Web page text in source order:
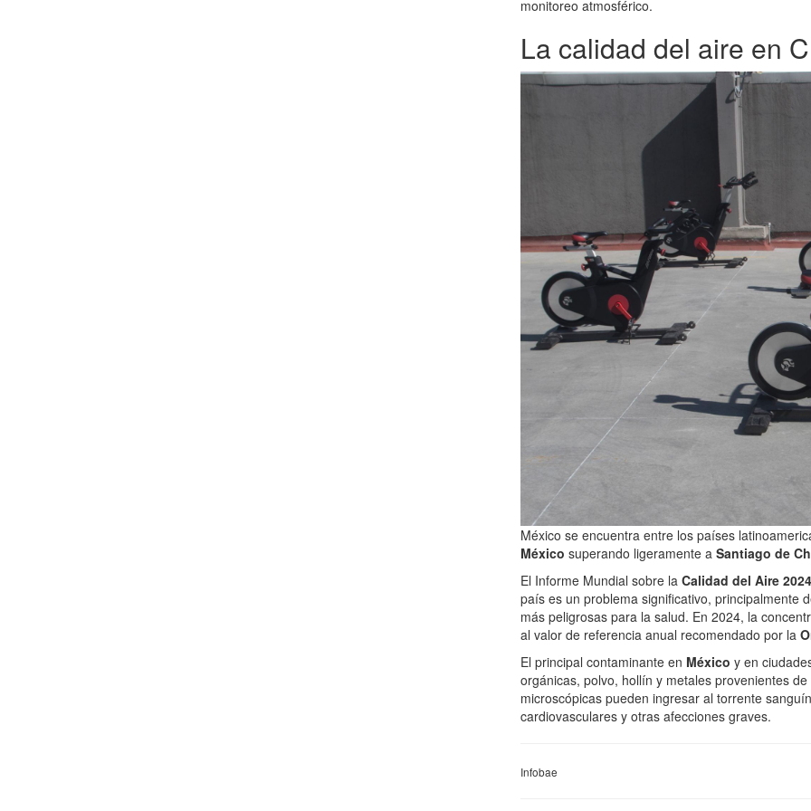
monitoreo atmosférico.
La calidad del aire en
México se encuentra entre los países
México superando ligeramente a Santiago de
El Informe Mundial sobre la Calidad del Aire 2024
país es un problema significativo, principalmente
más peligrosas para la salud. En 2024, la
al valor de referencia anual recomendado por la
El principal contaminante en México y en
orgánicas, polvo, hollín y metales provenientes
microscópicas pueden ingresar al torrente
cardiovasculares y otras afecciones graves.
Infobae